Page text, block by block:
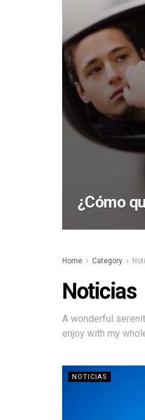
¿Cómo
Home Category
Noticias
A wonderful
enjoy with my
NOTICIAS